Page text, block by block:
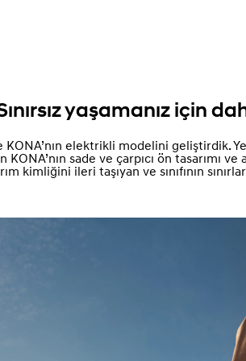
yaşamanız için
elektrikli modelini geliştirdik.
sade ve çarpıcı ön
kimliğini ileri taşıyan ve sınıfının